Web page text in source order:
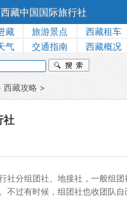
西藏中国国际旅行社
藏 旅游景点 西藏租车
气 交通指南 西藏概况
西藏攻略 >
社
分组团社、地接社，一般组团
不过有时候，组团社也收团队自